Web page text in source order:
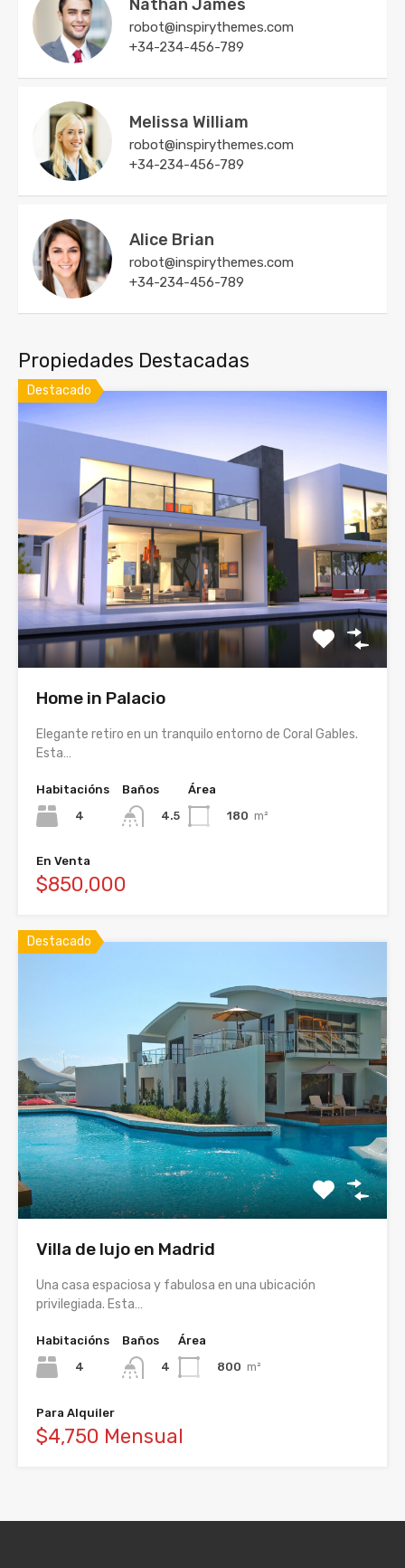
Nathan James
robot@inspirythemes.com
+34-234-456-789
Melissa William
robot@inspirythemes.com
+34-234-456-789
Alice Brian
robot@inspirythemes.com
+34-234-456-789
Propiedades Destacadas
Destacado
Home in Palacio
Elegante retiro en un tranquilo entorno de Coral Gables.
Esta…
Habitacións
4
Baños
4.5
Área
180 m²
En Venta
$850,000
Destacado
Villa de lujo en Madrid
Una casa espaciosa y fabulosa en una ubicación
privilegiada. Esta…
Habitacións
4
Baños
4
Área
800 m²
Para Alquiler
$4,750 Mensual